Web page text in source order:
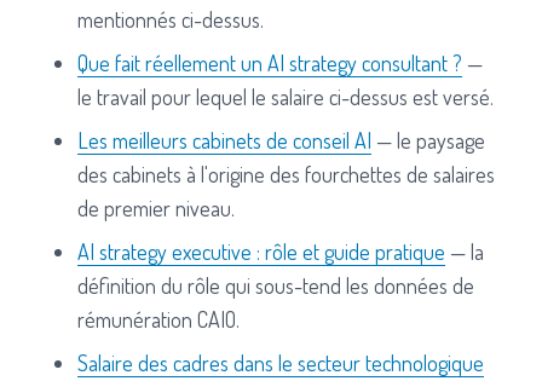
mentionnés ci-dessus.
Que fait réellement un AI strategy consultant ? —
le travail pour lequel le salaire ci-dessus est versé.
Les meilleurs cabinets de conseil AI — le paysage
des cabinets à l'origine des fourchettes de salaires
de premier niveau.
AI strategy executive : rôle et guide pratique — la
définition du rôle qui sous-tend les données de
rémunération CAIO.
Salaire des cadres dans le secteur technologique